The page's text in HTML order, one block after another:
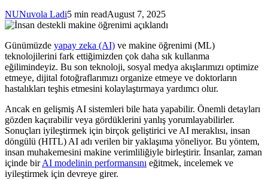
NUNuvola Ladi5 min readAugust 7, 2025
Günümüzde yapay zeka (AI) ve makine öğrenimi (ML)
teknolojilerini fark ettiğimizden çok daha sık kullanma
eğilimindeyiz. Bu son teknoloji, sosyal medya akışlarımızı optimize
etmeye, dijital fotoğraflarımızı organize etmeye ve doktorların
hastalıkları teşhis etmesini kolaylaştırmaya yardımcı olur.
Ancak en gelişmiş AI sistemleri bile hata yapabilir. Önemli detayları
gözden kaçırabilir veya gördüklerini yanlış yorumlayabilirler.
Sonuçları iyileştirmek için birçok geliştirici ve AI meraklısı, insan
döngülü (HITL) AI adı verilen bir yaklaşıma yöneliyor. Bu yöntem,
insan muhakemesini makine verimliliğiyle birleştirir. İnsanlar, zaman
içinde birAI modelinin performansını eğitmek, incelemek ve
iyileştirmek için devreye girer.